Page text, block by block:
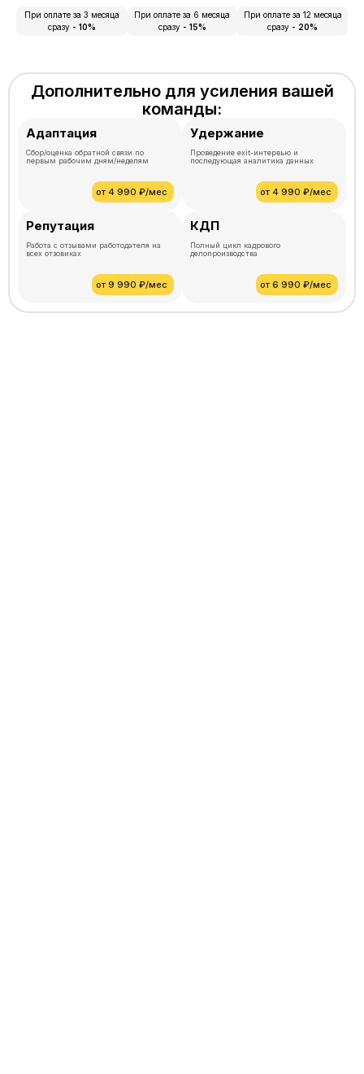
При оплате за 3 месяца
сразу- 10%
При оплате за 6 месяца
сразу- 15%
При оплате за 12 месяца
сразу - 20%
Дополнительно для усиления вашей
команды:
Адаптация
Сбор/оценка обратной связи по
первым рабочим дням/неделям
от 4 990 ₽/мес
Удержание
Проведение exit-интервью и
последующая аналитика данных
от 4 990 ₽/мес
Репутация
Работа с отзывами работодателя на
всех отзовиках
от 9 990 ₽/мес
КДП
Полный цикл кадрового
делопроизводства
от 6 990 ₽/мес